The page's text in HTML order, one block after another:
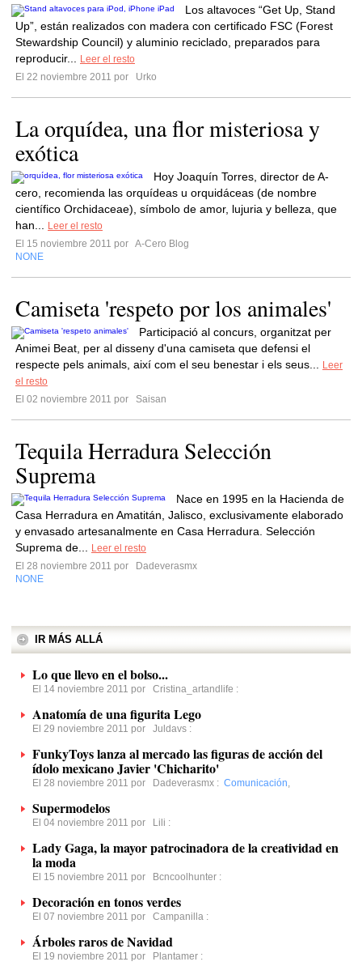
Los altavoces “Get Up, Stand
Up”, están realizados con madera con certificado FSC (Forest
Stewardship Council) y aluminio reciclado, preparados para
reproducir...
Leer el resto
El 22 noviembre 2011 por
Urko
La orquídea, una flor misteriosa y
exótica
Hoy Joaquín Torres, director de A-
cero, recomienda las orquídeas u orquidáceas (de nombre
científico Orchidaceae), símbolo de amor, lujuria y belleza, que
han...
Leer el resto
El 15 noviembre 2011 por A-Cero Blog
NONE
Camiseta 'respeto por los animales'
Participació al concurs, organitzat per
Animei Beat, per al disseny d'una camiseta que defensi el
respecte pels animals, així com el seu benestar i els seus...
Leer
el resto
El 02 noviembre 2011 por
Saisan
Tequila Herradura Selección
Suprema
Nace en 1995 en la Hacienda de
Casa Herradura en Amatitán, Jalisco, exclusivamente elaborado
y envasado artesanalmente en Casa Herradura. Selección
Suprema de...
Leer el resto
El 28 noviembre 2011 por
Dadeverasmx
NONE
IR MÁS ALLÁ
Lo que llevo en el bolso...
El 14 noviembre 2011 por Cristina_artandlife :
Anatomía de una figurita Lego
El 29 noviembre 2011 por Juldavs :
FunkyToys lanza al mercado las figuras de acción del
ídolo mexicano Javier 'Chicharito'
El 28 noviembre 2011 por Dadeverasmx : Comunicación,
Supermodelos
El 04 noviembre 2011 por Lili :
Lady Gaga, la mayor patrocinadora de la creatividad en
la moda
El 15 noviembre 2011 por Bcncoolhunter :
Decoración en tonos verdes
El 07 noviembre 2011 por Campanilla :
Árboles raros de Navidad
El 19 noviembre 2011 por Plantamer :